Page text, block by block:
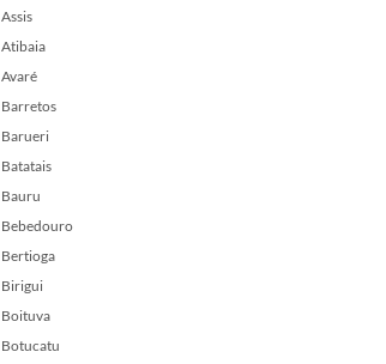
Assis
Atibaia
Avaré
Barretos
Barueri
Batatais
Bauru
Bebedouro
Bertioga
Birigui
Boituva
Botucatu